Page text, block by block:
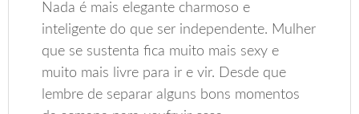
Nada é mais elegante charmoso e
inteligente do que ser independente. Mulher
que se sustenta fica muito mais sexy e
muito mais livre para ir e vir. Desde que
lembre de separar alguns bons momentos